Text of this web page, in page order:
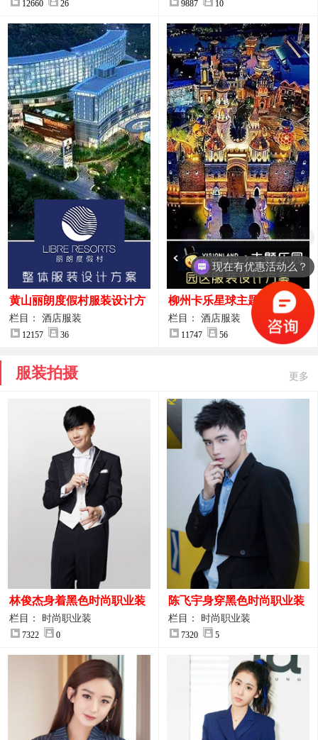
12660 26 9887 10
黄山丽朗度假村服装设计方
案
栏目： 酒店服装
12157 36
柳州卡乐星球主题乐园园区
服装设计方案
栏目： 酒店服装
11747 56
服装拍摄 更多
林俊杰身着黑色时尚职业装
制服图片
栏目： 时尚职业装
7322 0
陈飞宇身穿黑色时尚职业装
图片
栏目： 时尚职业装
7320 5
现在有优惠活动么？